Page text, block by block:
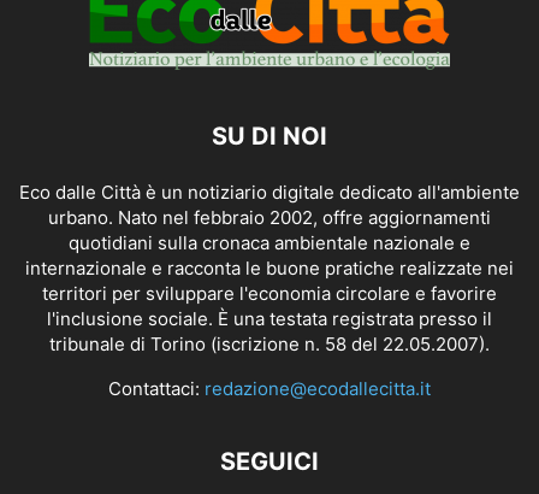
SU DI NOI
Eco dalle Città è un notiziario digitale dedicato all'ambiente
urbano. Nato nel febbraio 2002, offre aggiornamenti
quotidiani sulla cronaca ambientale nazionale e
internazionale e racconta le buone pratiche realizzate nei
territori per sviluppare l'economia circolare e favorire
l'inclusione sociale. È una testata registrata presso il
tribunale di Torino (iscrizione n. 58 del 22.05.2007).
Contattaci: redazione@ecodallecitta.it
SEGUICI